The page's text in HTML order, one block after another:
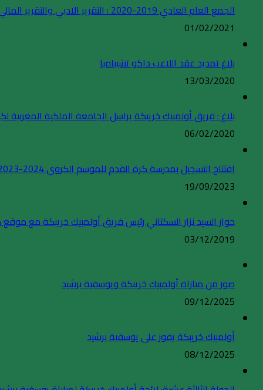
الجمع العام العادي 2019-2020 : التقرير الادبي والتقرير المالي
01/02/2021
بلاغ تمديد عقد اللاعب داكو تشيبامبا
13/03/2020
بلاغ : فريق أولمبيك خريبكة يراسل الجامعة الملكية المغربية
06/02/2020
افتتاح التسجيل بمدرسة كرة القدم للموسم الكروي 2024-2023
19/09/2023
حوار السيد نزار السكتاني رئيس فريق أولمبيك خريبكة مع
03/12/2019
صور من مباراة أولمبيك خريبكة ويوسفية برشيد
09/12/2025
أولمبيك خريبكة يفوز على يوسفية برشيد
08/12/2025